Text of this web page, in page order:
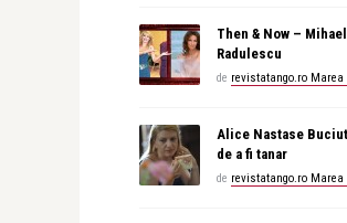
Then & Now –
Radulescu
de revistatango.ro Marea
Alice Nastase
de a fi tanar
de revistatango.ro Marea